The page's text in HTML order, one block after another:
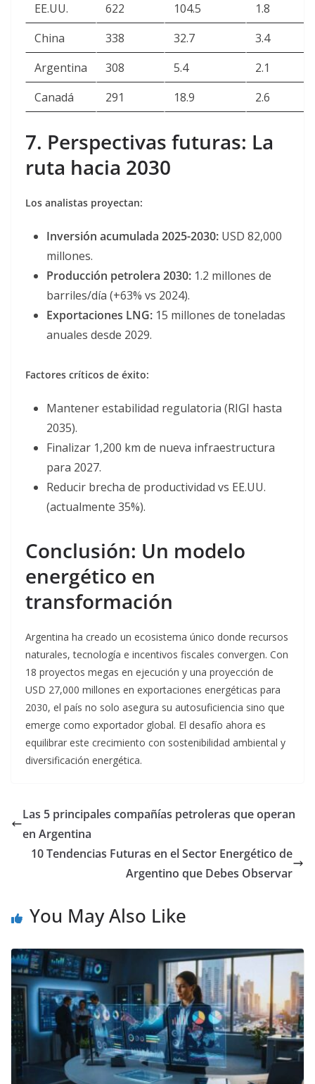
EE.UU.
622 104.5
1.8
China
338 32.7
3.4
Argentina
308 5.4
2.1
Canadá
291 18.9 2.6
7. Perspectivas futuras: La
ruta hacia 2030
Los analistas proyectan:
Inversión acumulada 2025-2030: USD 82,000
millones.
Producción petrolera 2030: 1.2 millones de
barriles/día (+63% vs 2024).
Exportaciones LNG: 15 millones de toneladas
anuales desde 2029.
Factores críticos de éxito:
Mantener estabilidad regulatoria (RIGI hasta
2035).
Finalizar 1,200 km de nueva infraestructura
para 2027.
Reducir brecha de productividad vs EE.UU.
(actualmente 35%).
Conclusión: Un modelo
energético en
transformación
Argentina ha creado un ecosistema único donde recursos
naturales, tecnología e incentivos fiscales convergen. Con
18 proyectos megas en ejecución y una proyección de
USD 27,000 millones en exportaciones energéticas para
2030, el país no solo asegura su autosuficiencia sino que
emerge como exportador global. El desafío ahora es
equilibrar este crecimiento con sostenibilidad ambiental y
diversificación energética.
Las 5 principales compañías petroleras que operan
en Argentina
10 Tendencias Futuras en el Sector Energético de
Argentino que Debes Observar
You May Also Like